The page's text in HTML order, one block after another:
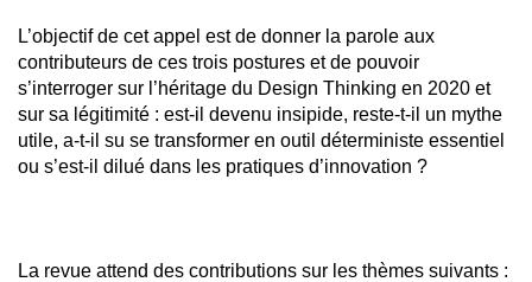
L’objectif de cet appel est de donner la parole aux
contributeurs de ces trois postures et de pouvoir
s’interroger sur l’héritage du Design Thinking en 2020 et
sur sa légitimité : est-il devenu insipide, reste-t-il un mythe
utile, a-t-il su se transformer en outil déterministe essentiel
ou s’est-il dilué dans les pratiques d’innovation ?
La revue attend des contributions sur les thèmes suivants :